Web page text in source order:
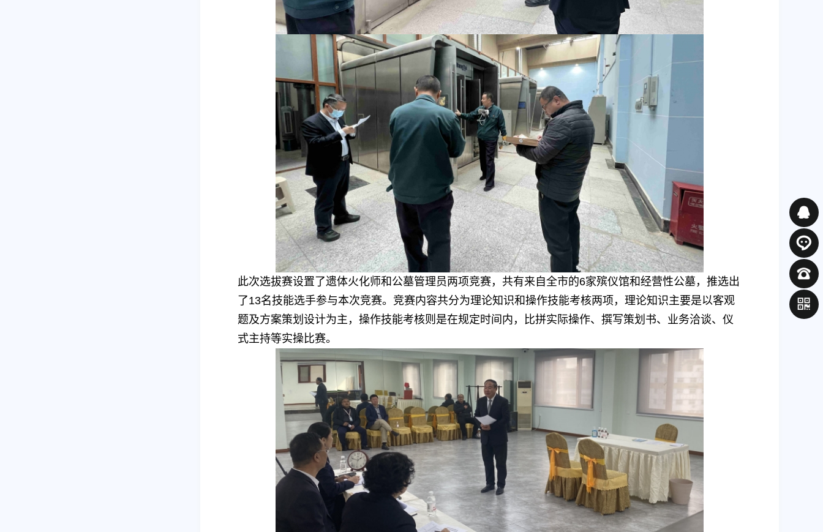
此次选拔赛设置了遗体火化师和公墓管理员两项竞赛，共有来自全市的6家殡仪馆和经营性公墓，推选出
了13名技能选手参与本次竞赛。竞赛内容共分为理论知识和操作技能考核两项，理论知识主要是以客观
题及方案策划设计为主，操作技能考核则是在规定时间内，比拼实际操作、撰写策划书、业务洽谈、仪
式主持等实操比赛。